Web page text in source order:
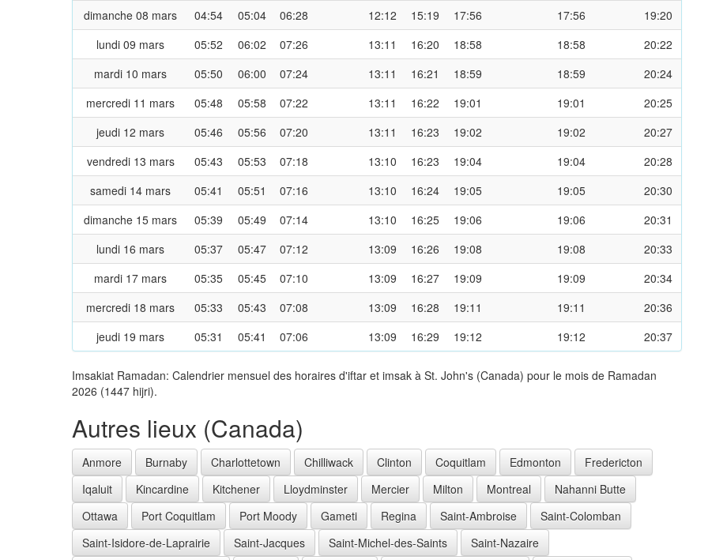
dimanche 08 mars
04:54 05:04 06:28 12:12 15:19 17:56 17:56
19:20
lundi 09 mars
05:52 06:02 07:26 13:11 16:20 18:58 18:58
20:22
mardi 10 mars
05:50 06:00 07:24 13:11 16:21 18:59 18:59
20:24
mercredi 11 mars
05:48 05:58 07:22 13:11 16:22 19:01 19:01
20:25
jeudi 12 mars
05:46 05:56 07:20 13:11 16:23 19:02 19:02
20:27
vendredi 13 mars
05:43 05:53 07:18 13:10 16:23 19:04 19:04
20:28
samedi 14 mars
05:41 05:51 07:16 13:10 16:24 19:05 19:05
20:30
dimanche 15 mars
05:39 05:49 07:14 13:10 16:25 19:06 19:06
20:31
lundi 16 mars
05:37 05:47 07:12 13:09 16:26 19:08 19:08
20:33
mardi 17 mars
05:35 05:45 07:10 13:09 16:27 19:09 19:09
20:34
mercredi 18 mars
05:33 05:43 07:08 13:09 16:28 19:11 19:11
20:36
jeudi 19 mars
05:31 05:41 07:06 13:09 16:29 19:12 19:12 20:37
Imsakiat Ramadan: Calendrier mensuel des horaires d'iftar et imsak à St. John's (Canada) pour le mois de Ramadan
2026 (1447 hijri).
Autres lieux (Canada)
Anmore Burnaby Charlottetown Chilliwack Clinton Coquitlam Edmonton
Fredericton
Iqaluit
Kincardine Kitchener Lloydminster Mercier Milton Montreal
Nahanni Butte
Ottawa
Port Coquitlam Port Moody Gameti Regina Saint-Ambroise
Saint-Colomban
Saint-Isidore-de-Laprairie
Saint-Jacques Saint-Michel-des-Saints
Saint-Nazaire